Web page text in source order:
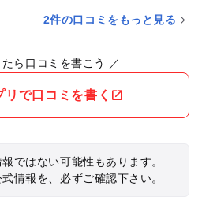
弁当の持ち込みができます。
2件の口コミをもっと見る
ら口コミを書こう ／
リで口コミを書く
ではない可能性もあります。
情報を、必ずご確認下さい。